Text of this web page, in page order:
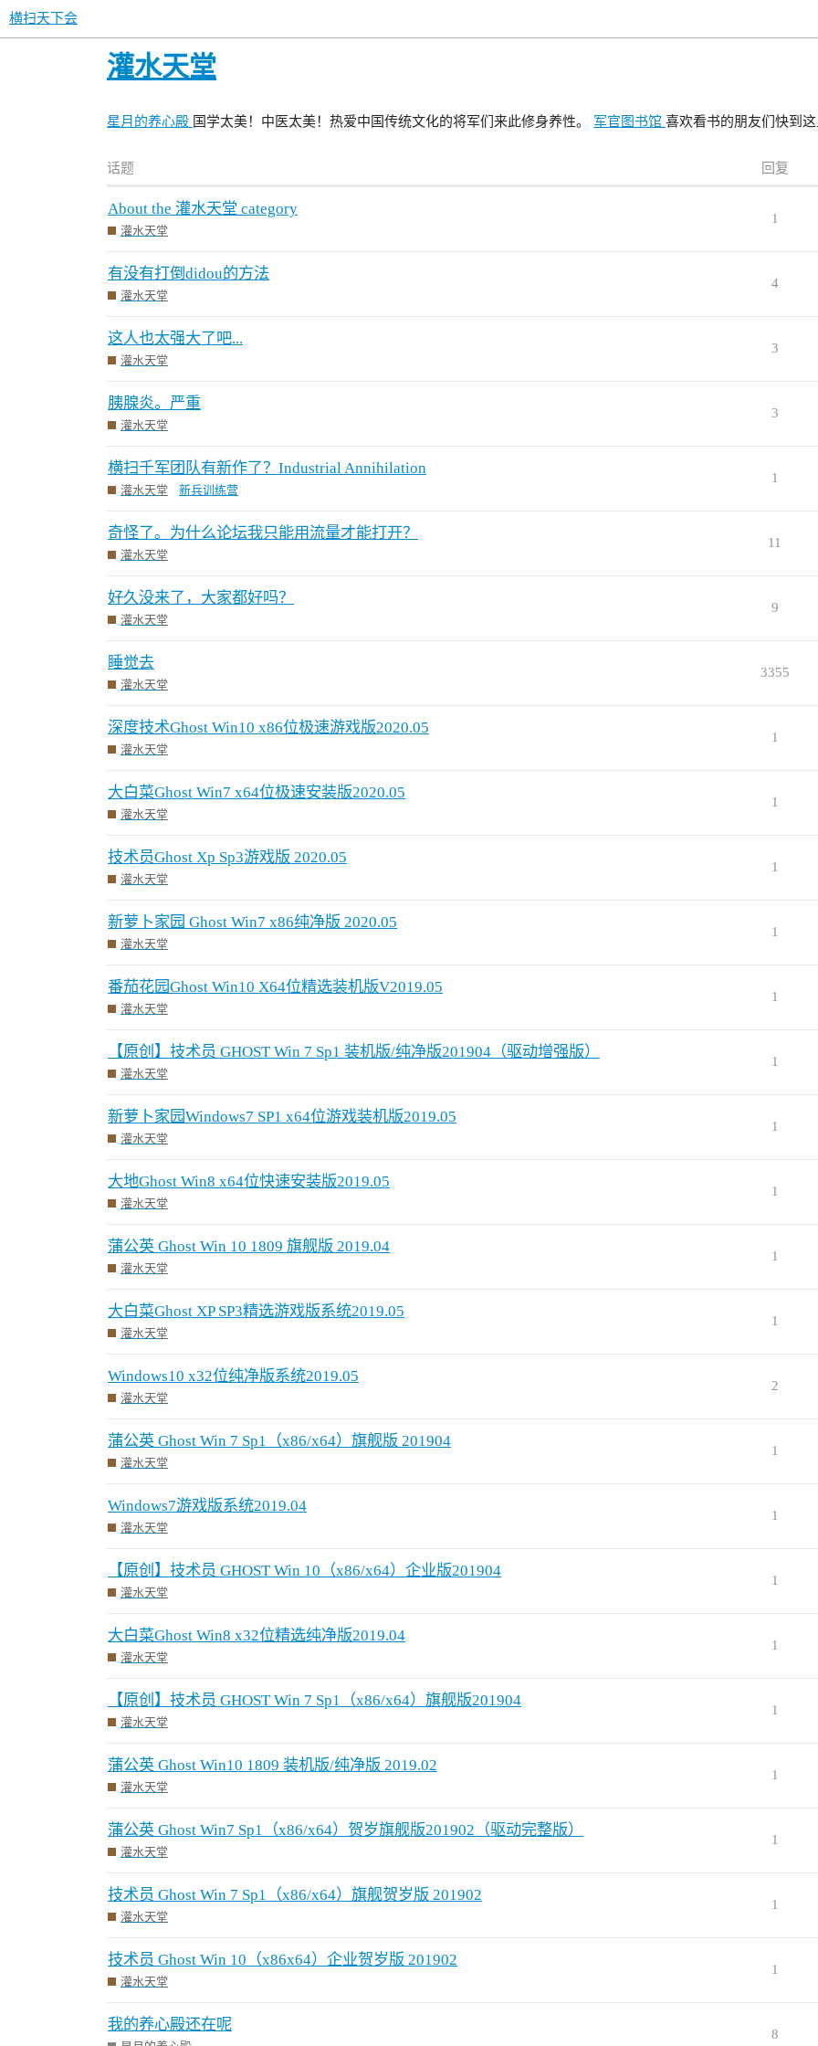
横扫天下会
灌水天堂
星月的养心殿 国学太美！中医太美！热爱中国传统文化的将军们来此修身养性。 军官图书馆 喜欢看书的朋友们快到
话题 回复
About the 灌水天堂 category
灌水天堂
1
有没有打倒didou的方法
灌水天堂
4
这人也太强大了吧...
灌水天堂
3
胰腺炎。严重
灌水天堂
3
横扫千军团队有新作了？Industrial Annihilation
灌水天堂 新兵训练营
1
奇怪了。为什么论坛我只能用流量才能打开？
灌水天堂
11
好久没来了，大家都好吗？
灌水天堂
9
睡觉去
灌水天堂
3355
深度技术Ghost Win10 x86位极速游戏版2020.05
灌水天堂
1
大白菜Ghost Win7 x64位极速安装版2020.05
灌水天堂
1
技术员Ghost Xp Sp3游戏版 2020.05
灌水天堂
1
新萝卜家园 Ghost Win7 x86纯净版 2020.05
灌水天堂
1
番茄花园Ghost Win10 X64位精选装机版V2019.05
灌水天堂
1
【原创】技术员 GHOST Win 7 Sp1 装机版/纯净版201904（驱动增强版）
灌水天堂
1
新萝卜家园Windows7 SP1 x64位游戏装机版2019.05
灌水天堂
1
大地Ghost Win8 x64位快速安装版2019.05
灌水天堂
1
蒲公英 Ghost Win 10 1809 旗舰版 2019.04
灌水天堂
1
大白菜Ghost XP SP3精选游戏版系统2019.05
灌水天堂
1
Windows10 x32位纯净版系统2019.05
灌水天堂
2
蒲公英 Ghost Win 7 Sp1（x86/x64）旗舰版 201904
灌水天堂
1
Windows7游戏版系统2019.04
灌水天堂
1
【原创】技术员 GHOST Win 10（x86/x64）企业版201904
灌水天堂
1
大白菜Ghost Win8 x32位精选纯净版2019.04
灌水天堂
1
【原创】技术员 GHOST Win 7 Sp1（x86/x64）旗舰版201904
灌水天堂
1
蒲公英 Ghost Win10 1809 装机版/纯净版 2019.02
灌水天堂
1
蒲公英 Ghost Win7 Sp1（x86/x64）贺岁旗舰版201902（驱动完整版）
灌水天堂
1
技术员 Ghost Win 7 Sp1（x86/x64）旗舰贺岁版 201902
灌水天堂
1
技术员 Ghost Win 10（x86x64）企业贺岁版 201902
灌水天堂
1
我的养心殿还在呢
8